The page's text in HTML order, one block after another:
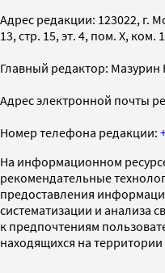
Адрес редакции: 123022, г.
13, стр. 15, эт. 4, пом. X, ком. 1
Главный редактор:
Адрес электронной почты
Номер телефона редакции:
На информационном
рекомендательные
предоставления
систематизации и анализа
к предпочтениям
находящихся на